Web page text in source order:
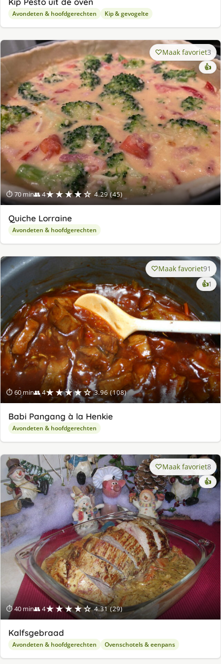
Avondeten & hoofdgerechten Kip & gevogelte
⏱ 70 min👥 4★★★★☆ 4.29 (45)
Maak favoriet3
👍
Quiche Lorraine
Avondeten & hoofdgerechten
⏱ 60 min👥 4★★★★☆ 3.96 (108)
Maak favoriet91
👍1
Babi Pangang à la Henkie
Avondeten & hoofdgerechten
⏱ 40 min👥 4★★★★☆ 4.31 (29)
Maak favoriet8
👍
Kalfsgebraad
Avondeten & hoofdgerechten Ovenschotels & eenpans